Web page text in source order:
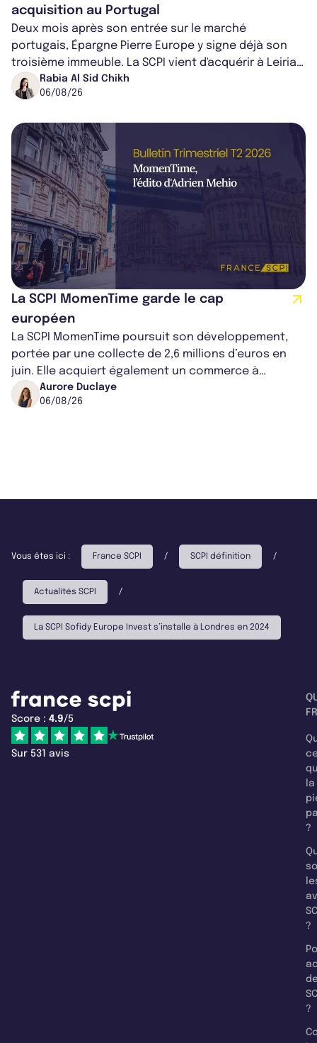
acquisition au Portugal
Deux mois après son entrée sur le marché
portugais, Épargne Pierre Europe y signe déjà son
troisième immeuble. La SCPI vient d'acquérir à Leiria,
dans le centre du pays, un établis...
Rabia Al Sid Chikh
06/08/26
La SCPI MomenTime garde le cap
européen
La SCPI MomenTime poursuit son développement,
portée par une collecte de 2,6 millions d’euros en
juin. Elle acquiert également un commerce à
Worcester, place une plateforme logisti...
Aurore Duclaye
06/08/26
Vous êtes ici : France SCPI / SCPI définition /
Actualités SCPI /
La SCPI Sofidy Europe Invest s’installe à Londres en 2024
Score : 4.9/5
Sur 531 avis
la
?
?
?